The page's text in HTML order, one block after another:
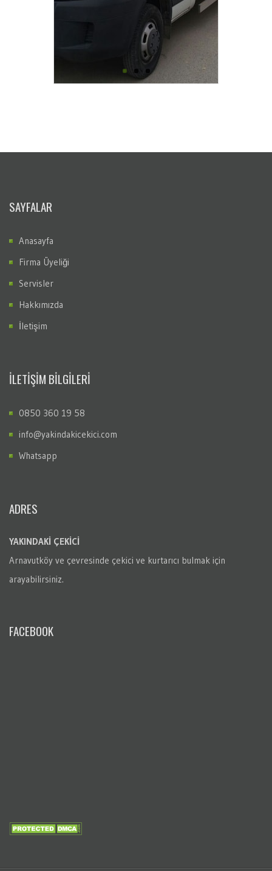
SAYFALAR
Anasayfa
Firma Üyeliği
Servisler
Hakkımızda
İletişim
İLETİŞİM BİLGİLERİ
0850 360 19 58
info@yakindakicekici.com
Whatsapp
ADRES
YAKINDAKİ ÇEKİCİ
Arnavutköy ve çevresinde çekici ve kurtarıcı bulmak için
arayabilirsiniz.
FACEBOOK